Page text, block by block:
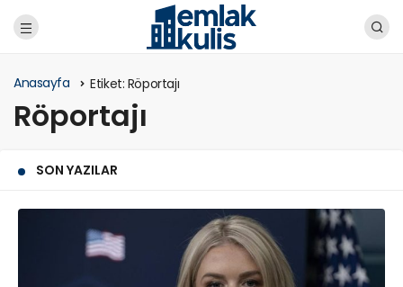
Anasayfa Etiket: Röportajı
Röportajı
SON YAZILAR